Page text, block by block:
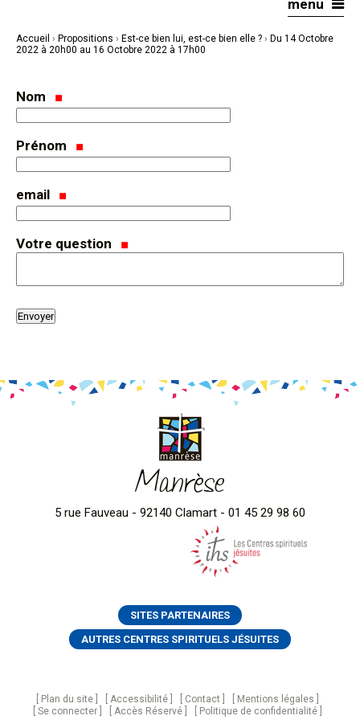
menu
Accueil › Propositions › Est-ce bien lui, est-ce bien elle ? › Du 14 Octobre
2022 à 20h00 au 16 Octobre 2022 à 17h00
Nom
Prénom
email
Votre question
Manrèse
5 rue Fauveau - 92140 Clamart - 01 45 29 98 60
SITES PARTENAIRES
AUTRES CENTRES SPIRITUELS JÉSUITES
Plan du site Accessibilité Contact
Mentions légales
Se connecter
Accès Réservé Politique de confidentialité